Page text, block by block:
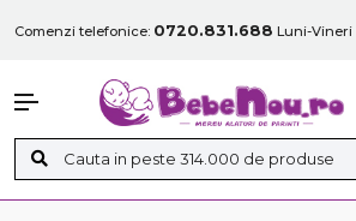
Comenzi telefonice: 0720.831.688 Luni-Vineri